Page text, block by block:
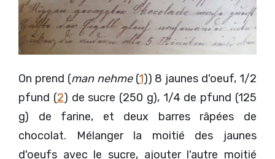
On prend (man nehme(1)) 8 jaunes d'oeuf, 1/2
pfund (2) de sucre (250 g), 1/4 de pfund (125
g) de farine, et deux barres râpées de
chocolat. Mélanger la moitié des jaunes
d'oeufs avec le sucre, ajouter l'autre moitié